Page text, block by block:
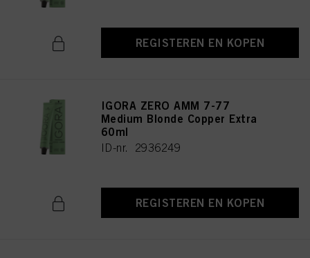
REGISTEREN EN KOPEN
IGORA ZERO AMM 7-77
Medium Blonde Copper Extra
60ml
ID-nr. 2936249
REGISTEREN EN KOPEN